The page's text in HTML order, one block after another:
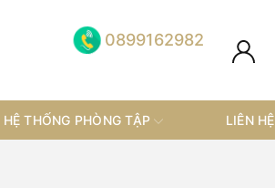
0899162982
HỆ THỐNG PHÒNG TẬP LIÊN HỆ